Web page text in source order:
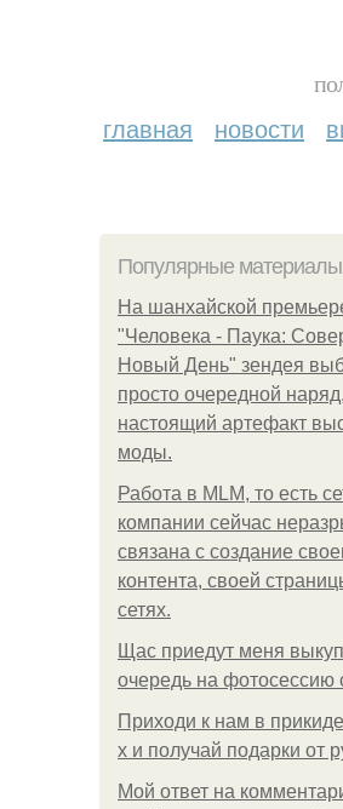
главная новости
Популярные материалы
На шанхайской
"Человека - Паука:
Новый День" зендея
просто очередной
настоящий артефакт
моды.
Работа в MLM, то есть
компании сейчас
связана с создание
контента, своей
сетях.
Щас приедут меня
очередь на фотосессию
Приходи к нам в
х и получай подарки от
Мой ответ на